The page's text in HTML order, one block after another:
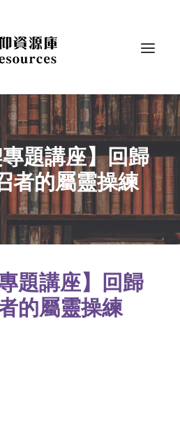
專題講座】回歸
者的屬靈操練
題講座】回歸
的屬靈操練